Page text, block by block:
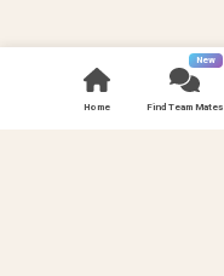
Home
New
Find Team Mates